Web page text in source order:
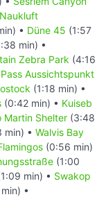
• Düne 45 (1:57
min) •
Zebra Park (4:16
Aussichtspunkt
(1:18 min) •
(0:42 min) • Kuiseb
Martin Shelter (3:48
min) • Walvis Bay
(0:56 min)
(1:00
min) • Swakop
•